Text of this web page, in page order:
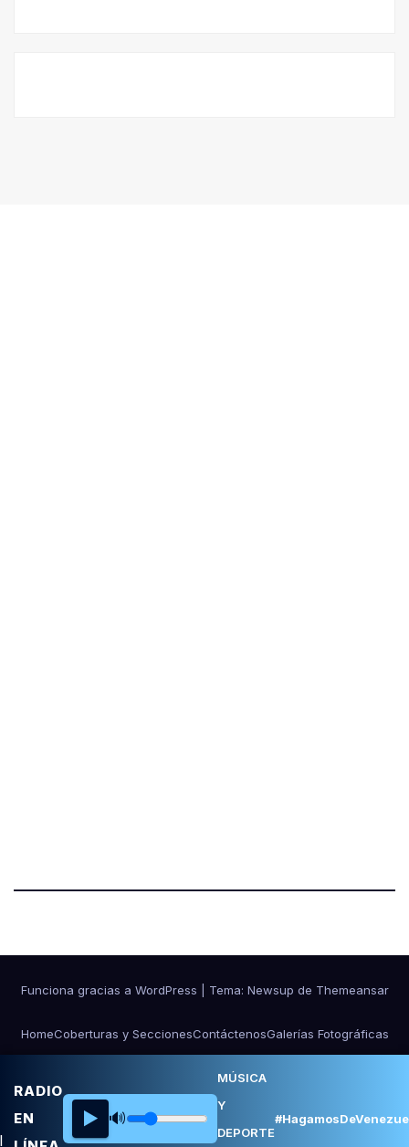
RADIO
EN
▶️ 🔊
MÚSICA
Y
DEPORTE
Funciona gracias a WordPress Tema: Newsup de Themeansar
HomeCoberturas y SeccionesContáctenosGalerías Fotográficas
Ponle Música al Deporte